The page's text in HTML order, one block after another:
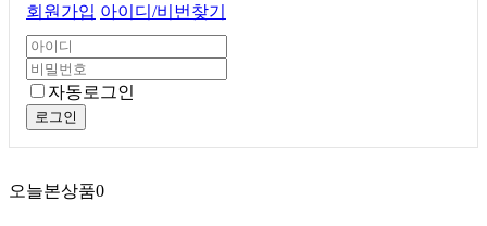
회원가입 아이디/비번찾기
자동로그인
로그인
오늘본상품0